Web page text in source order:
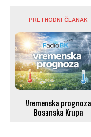
PRETHODNI ČLANAK
Vremenska prognoza
Bosanska Krupa